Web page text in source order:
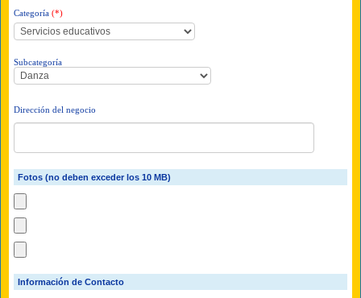
Categoría (*)
Subcategoría
Dirección del negocio
Fotos (no deben exceder los 10 MB)
Información de Contacto